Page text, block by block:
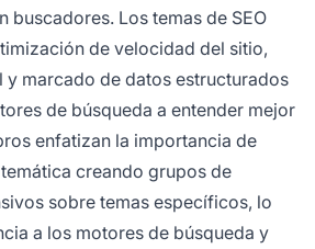
buscadores. Los temas de SEO
de velocidad del sitio,
marcado de datos estructurados
de búsqueda a entender mejor
enfatizan la importancia de
creando grupos de
sobre temas específicos, lo
a los motores de búsqueda y